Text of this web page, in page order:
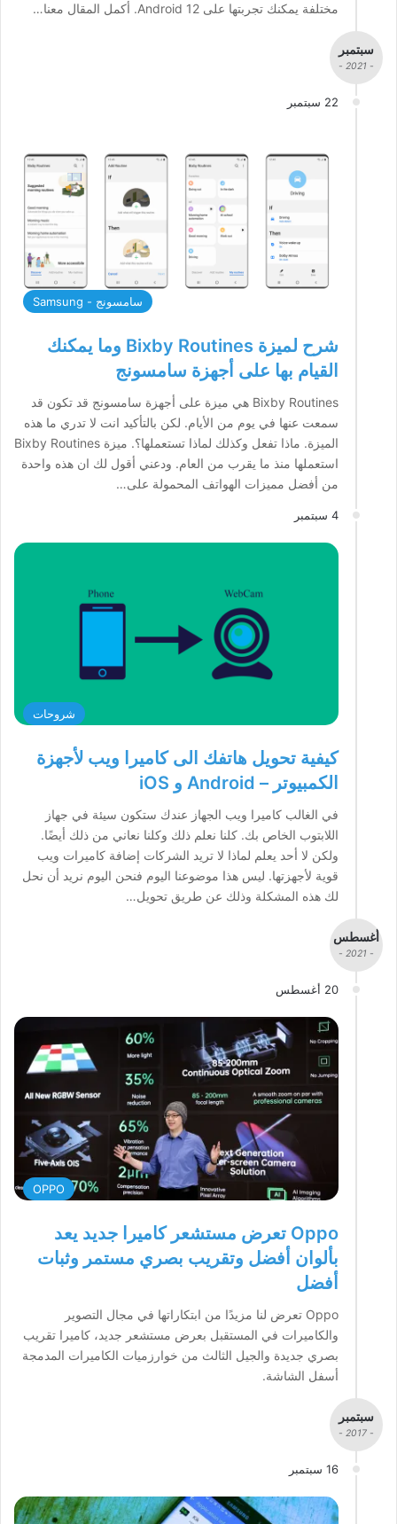
مختلفة يمكنك تجربتها على Android 12. أكمل المقال معنا…
سبتمبر
- 2021 -
22 سبتمبر
سامسونج - Samsung
شرح لميزة Bixby Routines وما يمكنك
القيام بها على أجهزة سامسونج
Bixby Routines هي ميزة على أجهزة سامسونج قد تكون قد
سمعت عنها في يوم من الأيام. لكن بالتأكيد انت لا تدري ما هذه
الميزة. ماذا تفعل وكذلك لماذا تستعملها؟. ميزة Bixby Routines
استعملها منذ ما يقرب من العام. ودعني أقول لك ان هذه واحدة
من أفضل مميزات الهواتف المحمولة على…
4 سبتمبر
شروحات
كيفية تحويل هاتفك الى كاميرا ويب لأجهزة
الكمبيوتر – Android و iOS
في الغالب كاميرا ويب الجهاز عندك ستكون سيئة في جهاز
اللابتوب الخاص بك. كلنا نعلم ذلك وكلنا نعاني من ذلك أيضًا.
ولكن لا أحد يعلم لماذا لا تريد الشركات إضافة كاميرات ويب
قوية لأجهزتها. ليس هذا موضوعنا اليوم فنحن اليوم نريد أن نحل
لك هذه المشكلة وذلك عن طريق تحويل…
أغسطس
- 2021 -
20 أغسطس
OPPO
Oppo تعرض مستشعر كاميرا جديد يعد
بألوان أفضل وتقريب بصري مستمر وثبات
أفضل
Oppo تعرض لنا مزيدًا من ابتكاراتها في مجال التصوير
والكاميرات في المستقبل بعرض مستشعر جديد، كاميرا تقريب
بصري جديدة والجيل الثالث من خوارزميات الكاميرات المدمجة
أسفل الشاشة.
سبتمبر
- 2017 -
16 سبتمبر